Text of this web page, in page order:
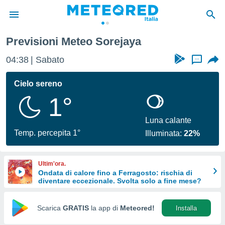
di
per
le
di
Web
Previsioni Meteo Sorejaya
04:38 Sabato ...
Cielo sereno
1°
Temp. percepita 1°
Luna calante
Illuminata:22%
Ultim'ora.
Ondata di calore fino a Ferragosto: rischia di
diventare eccezionale. Svolta solo a fine mese?
Scarica GRATIS la app di Meteored! Installa